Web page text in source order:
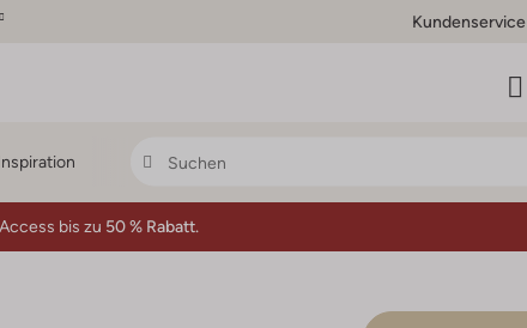
Kundenservice
bis zu 50 % Rabatt.